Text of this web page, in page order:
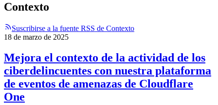
Contexto
Suscribirse a la fuente RSS de Contexto
18 de marzo de 2025
Mejora el contexto de la actividad de los
ciberdelincuentes con nuestra plataforma
de eventos de amenazas de Cloudflare
One